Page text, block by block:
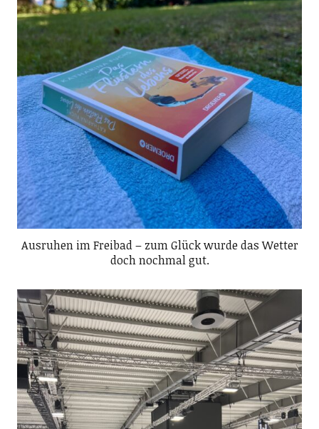
Ausruhen im Freibad – zum Glück wurde das Wetter
doch nochmal gut.